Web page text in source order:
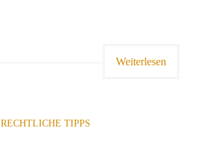
Weiterlesen
RECHTLICHE TIPPS